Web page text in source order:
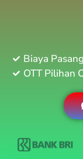
Biaya
OTT Pilihan